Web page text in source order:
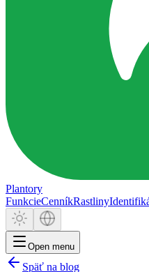
Plantory
FunkcieCenníkRastliny
Open menu
Späť na blog